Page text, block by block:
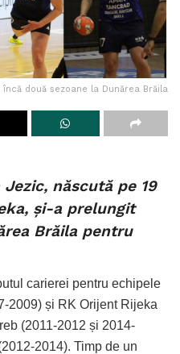
două sezoane la Dunărea Brăila
născută pe 19
și-a prelungit
Brăila pentru
carierei pentru echipele
2009) și RK Orijent Rijeka
(2011-2012 și 2014-
2014). Timp de un